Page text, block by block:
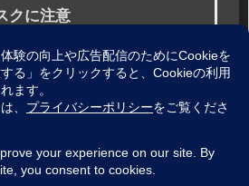
クに注意
ていたり、ベースプレート
込んでいることがありま
体・塗装が持っていかれな